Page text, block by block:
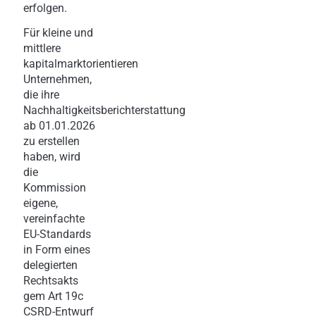
erfolgen.
Für kleine und
mittlere
kapitalmarktorientieren
Unternehmen,
die ihre
Nachhaltigkeitsberichterstattung
ab 01.01.2026
zu erstellen
haben, wird
die
Kommission
eigene,
vereinfachte
EU-Standards
in Form eines
delegierten
Rechtsakts
gem Art 19c
CSRD-Entwurf